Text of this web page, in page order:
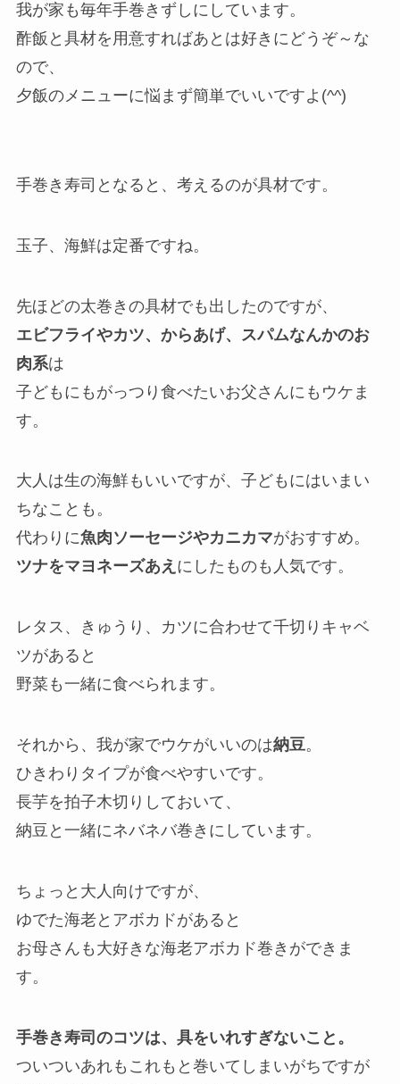
我が家も毎年手巻きずしにしています。
酢飯と具材を用意すればあとは好きにどうぞ～な
ので、
夕飯のメニューに悩まず簡単でいいですよ(^^)
手巻き寿司となると、考えるのが具材です。
玉子、海鮮は定番ですね。
先ほどの太巻きの具材でも出したのですが、
エビフライやカツ、からあげ、スパムなんかのお
肉系は
子どもにもがっつり食べたいお父さんにもウケま
す。
大人は生の海鮮もいいですが、子どもにはいまい
ちなことも。
代わりに魚肉ソーセージやカニカマがおすすめ。
ツナをマヨネーズあえ にしたものも人気です。
レタス、きゅうり、カツに合わせて千切りキャベ
ツがあると
野菜も一緒に食べられます。
それから、我が家でウケがいいのは納豆。
ひきわりタイプが食べやすいです。
長芋を拍子木切りしておいて、
納豆と一緒にネバネバ巻きにしています。
ちょっと大人向けですが、
ゆでた海老とアボカドがあると
お母さんも大好きな海老アボカド巻きができま
す。
手巻き寿司のコツは、具をいれすぎないこと。
ついついあれもこれもと巻いてしまいがちですが